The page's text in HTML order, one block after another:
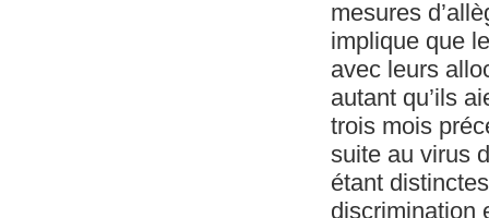
mesures
implique que
avec leurs
autant qu’ils
trois mois
suite au virus
étant
discrimination